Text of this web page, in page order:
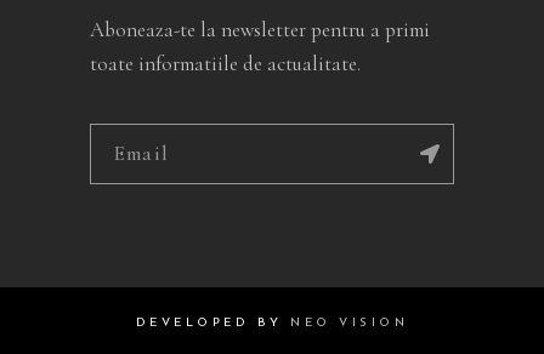
Aboneaza-te la newsletter pentru a primi
toate informatiile de actualitate.
DEVELOPED BY NEO VISION